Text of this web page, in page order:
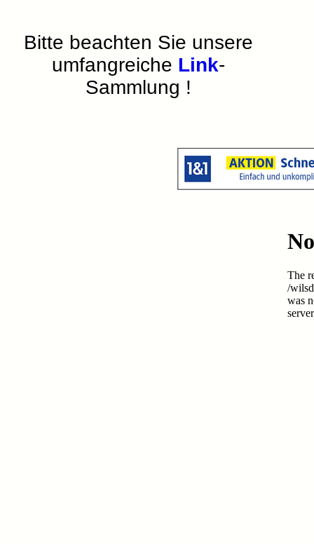
Bitte beachten Sie unsere
umfangreiche Link-
Sammlung !